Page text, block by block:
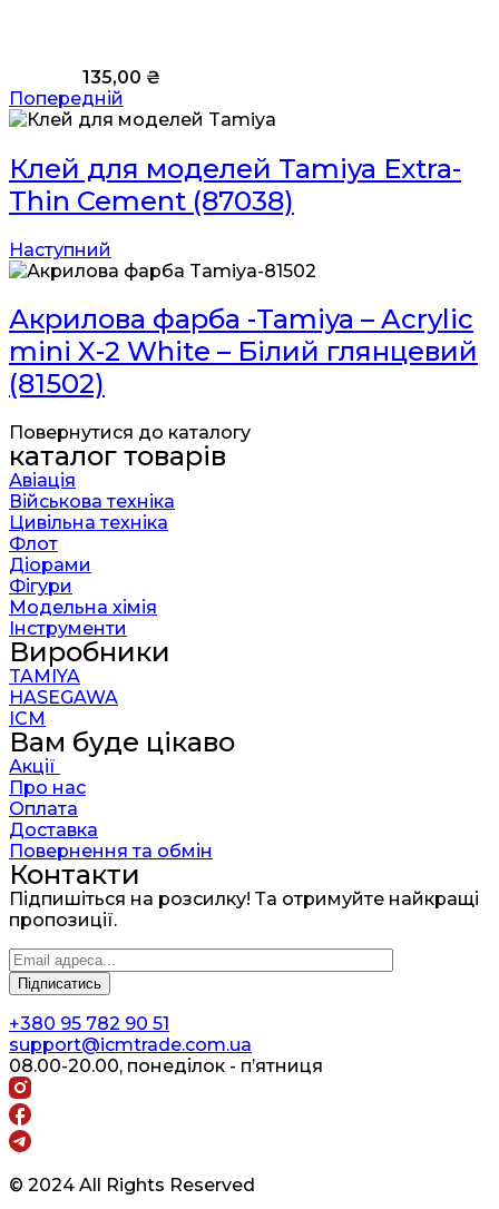
135,00 ₴
Попередній
Клей для моделей Tamiya Extra-
Thin Cement (87038)
Наступний
Акрилова фарба -Tamiya – Acrylic
mini X-2 White – Білий глянцевий
(81502)
Повернутися до каталогу
каталог товарів
Авіація
Військова техніка
Цивільна техніка
Флот
Діорами
Фігури
Модельна хімія
Інструменти
Виробники
TAMIYA
HASEGAWA
ICM
Вам буде цікаво
Акції
Про нас
Оплата
Доставка
Повернення та обмін
Контакти
Підпишіться на розсилку! Та отримуйте найкращі
пропозиції.
+380 95 782 90 51
support@icmtrade.com.ua
08.00-20.00, понеділок - п’ятниця
© 2024 All Rights Reserved